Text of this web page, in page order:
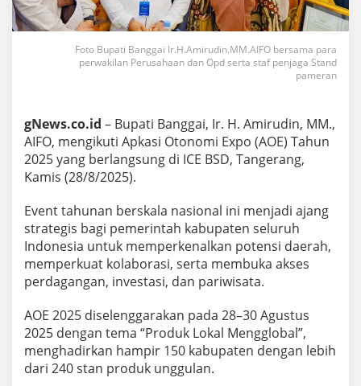
Foto Bupati Banggai Ir.H.Amirudin.MM.AIFO bersama para
perwakilan Perusahaan dan Opd serta staf penjaga Stand
pameran
gNews.co.id – Bupati Banggai, Ir. H. Amirudin, MM.,
AIFO, mengikuti Apkasi Otonomi Expo (AOE) Tahun
2025 yang berlangsung di ICE BSD, Tangerang,
Kamis (28/8/2025).
Event tahunan berskala nasional ini menjadi ajang
strategis bagi pemerintah kabupaten seluruh
Indonesia untuk memperkenalkan potensi daerah,
memperkuat kolaborasi, serta membuka akses
perdagangan, investasi, dan pariwisata.
AOE 2025 diselenggarakan pada 28–30 Agustus
2025 dengan tema “Produk Lokal Mengglobal”,
menghadirkan hampir 150 kabupaten dengan lebih
dari 240 stan produk unggulan.